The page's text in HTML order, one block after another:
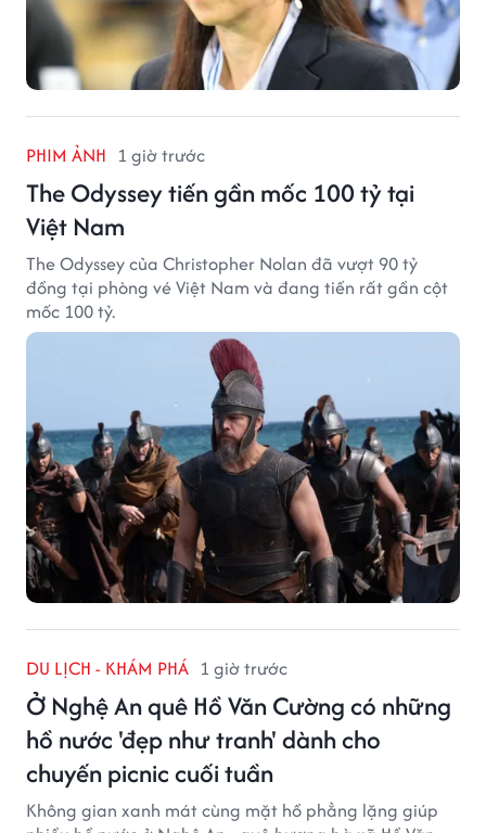
PHIM ẢNH 1 giờ trước
The Odyssey tiến gần mốc 100 tỷ tại
Việt Nam
The Odyssey của Christopher Nolan đã vượt 90 tỷ
đồng tại phòng vé Việt Nam và đang tiến rất gần cột
mốc 100 tỷ.
DU LỊCH - KHÁM PHÁ 1 giờ trước
Ở Nghệ An quê Hồ Văn Cường có những
hồ nước 'đẹp như tranh' dành cho
chuyến picnic cuối tuần
Không gian xanh mát cùng mặt hồ phẳng lặng giúp